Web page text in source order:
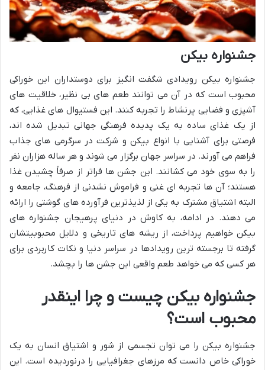
جشنواره بیکن
جشنواره بیکن رویدادی شگفت انگیز برای دوستداران این خوراکی
محبوب است که در آن می توانند طعم های بی نظیر، خلاقیت های
آشپزی و فضایی پرنشاط را تجربه کنند. این فستیوال های غذایی، که
از یک غذای ساده به یک پدیده فرهنگی جهانی تبدیل شده اند،
فرصتی برای آشنایی با انواع بیکن و شرکت در سرگرمی های جذاب
فراهم می آورند. در سراسر جهان برگزار می شوند و هر ساله هزاران نفر
را به سوی خود می کشانند. این جشن ها فراتر از صرفاً چشیدن غذا
هستند؛ آن ها تجربه ای غنی و فراموش نشدنی از فرهنگ، جامعه و
البته اشتیاق مشترک به یکی از لذیذترین فرآورده های گوشتی را ارائه
می دهند. در ادامه، به کاوش در دنیای پرهیجان جشنواره های
بیکن خواهیم پرداخت، از ریشه های تاریخی و دلایل محبوبیتشان
گرفته تا برجسته ترین رویدادها در سراسر دنیا و نکات کاربردی برای
هر کسی که می خواهد طعم واقعی این جشن ها را بچشد.
جشنواره بیکن چیست و چرا اینقدر
محبوب است؟
جشنواره بیکن را می توان تجسمی از شور و اشتیاق انسان به یک
خوراکی خاص دانست که مرزهای جغرافیایی را درنوردیده است. این